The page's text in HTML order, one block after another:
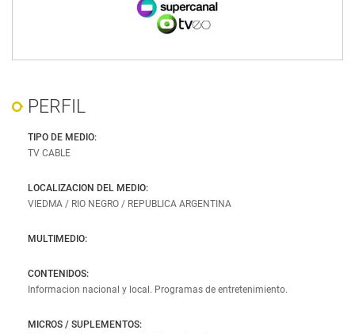
Santiago del Estero
Tucumán
Misiones
CUYO
Mendoza
CENTRO
La Pampa
PERFIL
TIPO DE MEDIO:
TV CABLE
LOCALIZACION DEL MEDIO:
VIEDMA / RIO NEGRO / REPUBLICA ARGENTINA
MULTIMEDIO:
CONTENIDOS:
Informacion nacional y local. Programas de entretenimiento.
MICROS / SUPLEMENTOS: